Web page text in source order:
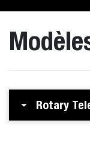
Rotary